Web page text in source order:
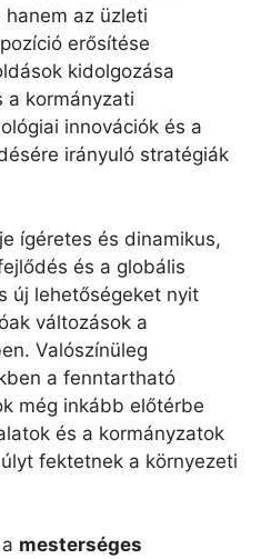
az üzleti
erősítése
kidolgozása
a kormányzati
innovációk és a
irányuló stratégiák
ígéretes és dinamikus,
és a globális
új lehetőségeket nyit
változások a
Valószínüleg
a fenntartható
még inkább előtérbe
és a kormányzatok
fektetnek a környezeti
mesterséges